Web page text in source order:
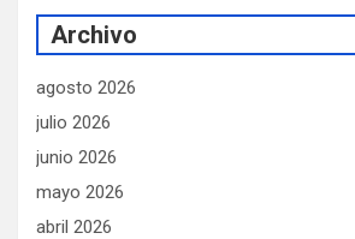
Archivo
agosto 2026
julio 2026
junio 2026
mayo 2026
abril 2026